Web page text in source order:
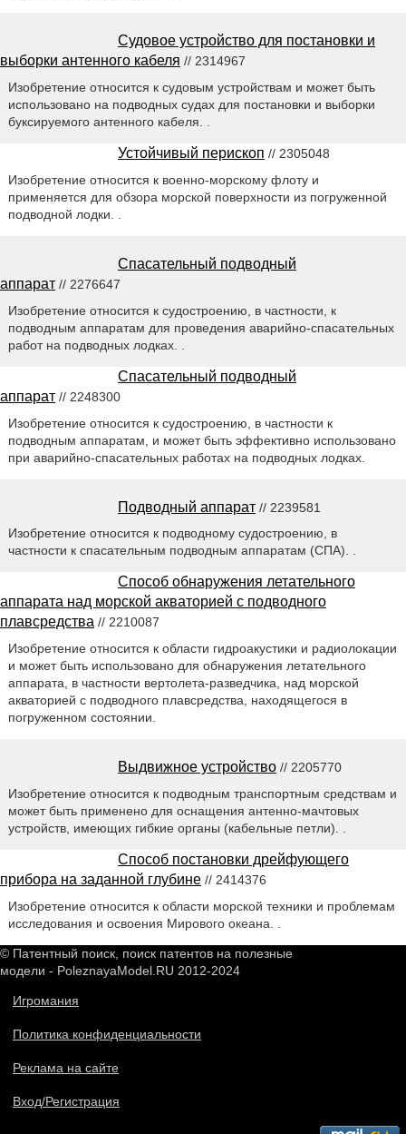
Судовое устройство для постановки и
выборки антенного кабеля // 2314967
Изобретение относится к судовым устройствам и может быть
использовано на подводных судах для постановки и выборки
буксируемого антенного кабеля. .
Устойчивый перископ // 2305048
Изобретение относится к военно-морскому флоту и
применяется для обзора морской поверхности из погруженной
подводной лодки. .
Спасательный подводный
аппарат // 2276647
Изобретение относится к судостроению, в частности, к
подводным аппаратам для проведения аварийно-спасательных
работ на подводных лодках. .
Спасательный подводный
аппарат // 2248300
Изобретение относится к судостроению, в частности к
подводным аппаратам, и может быть эффективно использовано
при аварийно-спасательных работах на подводных лодках.
Подводный аппарат // 2239581
Изобретение относится к подводному судостроению, в
частности к спасательным подводным аппаратам (СПА). .
Способ обнаружения летательного
аппарата над морской акваторией с подводного
плавсредства // 2210087
Изобретение относится к области гидроакустики и радиолокации
и может быть использовано для обнаружения летательного
аппарата, в частности вертолета-разведчика, над морской
акваторией с подводного плавсредства, находящегося в
погруженном состоянии.
Выдвижное устройство // 2205770
Изобретение относится к подводным транспортным средствам и
может быть применено для оснащения антенно-мачтовых
устройств, имеющих гибкие органы (кабельные петли). .
Способ постановки дрейфующего
прибора на заданной глубине // 2414376
Изобретение относится к области морской техники и проблемам
исследования и освоения Мирового океана. .
© Патентный поиск, поиск патентов на полезные
модели - PoleznayaModel.RU 2012-2024
Игромания
Политика конфиденциальности
Реклама на сайте
Вход/Регистрация